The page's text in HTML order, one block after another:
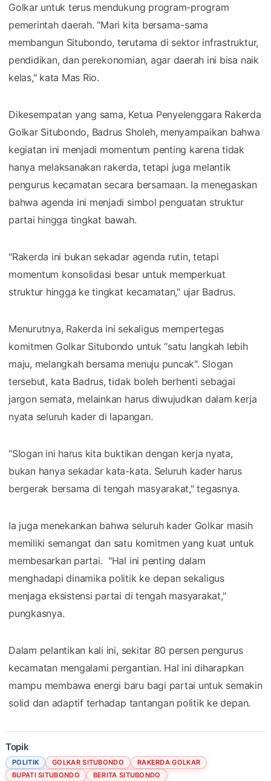
Golkar untuk terus mendukung program-program
pemerintah daerah. "Mari kita bersama-sama
membangun Situbondo, terutama di sektor infrastruktur,
pendidikan, dan perekonomian, agar daerah ini bisa naik
kelas," kata Mas Rio.
Dikesempatan yang sama, Ketua Penyelenggara Rakerda
Golkar Situbondo, Badrus Sholeh, menyampaikan bahwa
kegiatan ini menjadi momentum penting karena tidak
hanya melaksanakan rakerda, tetapi juga melantik
pengurus kecamatan secara bersamaan. Ia menegaskan
bahwa agenda ini menjadi simbol penguatan struktur
partai hingga tingkat bawah.
"Rakerda ini bukan sekadar agenda rutin, tetapi
momentum konsolidasi besar untuk memperkuat
struktur hingga ke tingkat kecamatan," ujar Badrus.
Menurutnya, Rakerda ini sekaligus mempertegas
komitmen Golkar Situbondo untuk “satu langkah lebih
maju, melangkah bersama menuju puncak". Slogan
tersebut, kata Badrus, tidak boleh berhenti sebagai
jargon semata, melainkan harus diwujudkan dalam kerja
nyata seluruh kader di lapangan.
"Slogan ini harus kita buktikan dengan kerja nyata,
bukan hanya sekadar kata-kata. Seluruh kader harus
bergerak bersama di tengah masyarakat," tegasnya.
Ia juga menekankan bahwa seluruh kader Golkar masih
memiliki semangat dan satu komitmen yang kuat untuk
membesarkan partai. "Hal ini penting dalam
menghadapi dinamika politik ke depan sekaligus
menjaga eksistensi partai di tengah masyarakat,"
pungkasnya.
Dalam pelantikan kali ini, sekitar 80 persen pengurus
kecamatan mengalami pergantian. Hal ini diharapkan
mampu membawa energi baru bagi partai untuk semakin
solid dan adaptif terhadap tantangan politik ke depan.
Topik
POLITIK GOLKAR SITUBONDO
RAKERDA GOLKAR
BUPATI SITUBONDO
BERITA SITUBONDO